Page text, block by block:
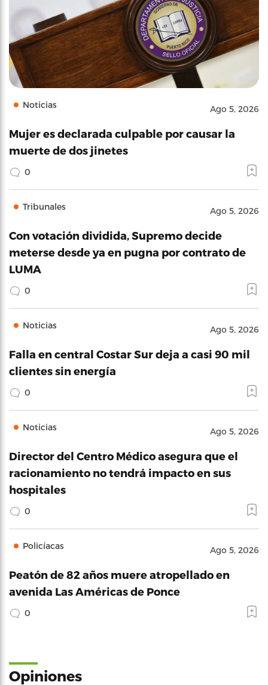
Noticias Ago 5, 2026
Mujer es declarada culpable por causar la
muerte de dos jinetes
0
Tribunales Ago 5, 2026
Con votación dividida, Supremo decide
meterse desde ya en pugna por contrato de
LUMA
0
Noticias Ago 5, 2026
Falla en central Costar Sur deja a casi 90 mil
clientes sin energía
0
Noticias Ago 5, 2026
Director del Centro Médico asegura que el
racionamiento no tendrá impacto en sus
hospitales
0
Policíacas Ago 5, 2026
Peatón de 82 años muere atropellado en
avenida Las Américas de Ponce
0
Opiniones